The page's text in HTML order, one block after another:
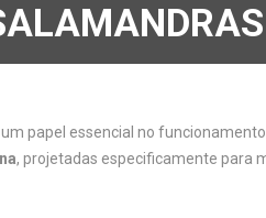
papel essencial no
, projetadas especificamente para